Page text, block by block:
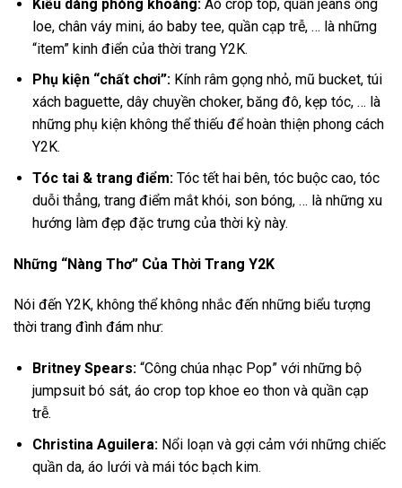
Kiểu dáng phóng khoáng:Áo crop top, quần jeans ống
loe, chân váy mini, áo baby tee, quần cạp trễ, … là những
“item” kinh điển của thời trang Y2K.
Phụ kiện “chất chơi”:Kính râm gọng nhỏ, mũ bucket, túi
xách baguette, dây chuyền choker, băng đô, kẹp tóc, … là
những phụ kiện không thể thiếu để hoàn thiện phong cách
Y2K.
Tóc tai & trang điểm:Tóc tết hai bên, tóc buộc cao, tóc
duỗi thẳng, trang điểm mắt khói, son bóng, … là những xu
hướng làm đẹp đặc trưng của thời kỳ này.
Những “Nàng Thơ” Của Thời Trang Y2K
Nói đến Y2K, không thể không nhắc đến những biểu tượng
thời trang đình đám như:
Britney Spears:“Công chúa nhạc Pop” với những bộ
jumpsuit bó sát, áo crop top khoe eo thon và quần cạp
trễ.
Christina Aguilera:Nổi loạn và gợi cảm với những chiếc
quần da, áo lưới và mái tóc bạch kim.